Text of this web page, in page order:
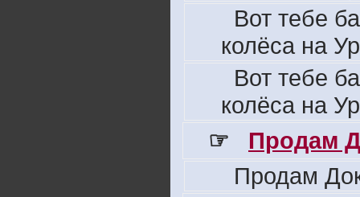
Вот тебе
колёса на
Вот тебе
колёса на
☞
Продам
Продам